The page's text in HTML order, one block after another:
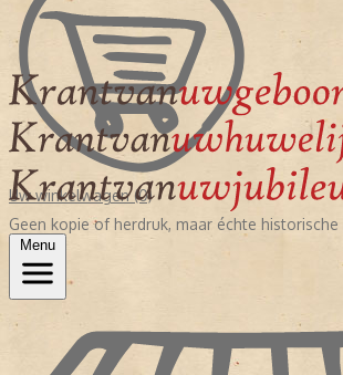
Uw winkelwagen (0)
Geen kopie of herdruk, maar échte historische
Menu